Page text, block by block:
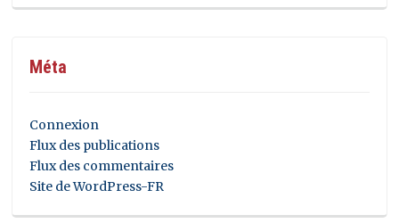
Méta
Connexion
Flux des publications
Flux des commentaires
Site de WordPress-FR